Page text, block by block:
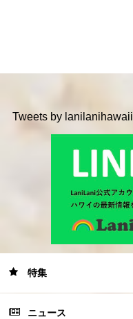
Tweets by lanilanihawaii
特集
ニュース